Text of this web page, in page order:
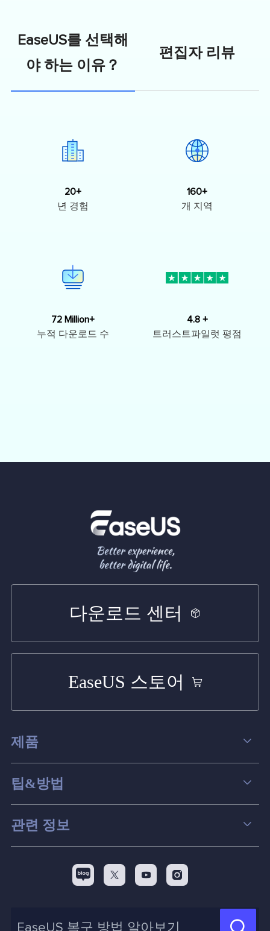
EaseUS를 선택해
야 하는 이유？
편집자 리뷰
20+
년 경험
160+
개 지역
72 Million+
누적 다운로드 수
4.8 +
트러스트파일럿 평점
다운로드 센터
EaseUS 스토어
제품
데이터 복구
파티션 관리
스크린 레코더
백업&복원
신제품 New
팁&방법
컴퓨터 데이터 복구 팁
맥 데이터 복구 팁
디스크 파티션 팁
관련 정보
리셀러
  
